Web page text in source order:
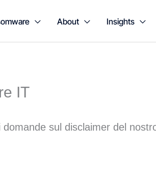
About Insights
IT
sul disclaimer del